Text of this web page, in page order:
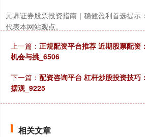
元鼎证券股票投资指南｜稳健盈利首选提示
代表本网站观点。
上一篇： 正规配资平台推荐 近期股票配资
机会与挑_6506
下一篇： 配资咨询平台 杠杆炒股投资技巧
据观_9225
相关文章